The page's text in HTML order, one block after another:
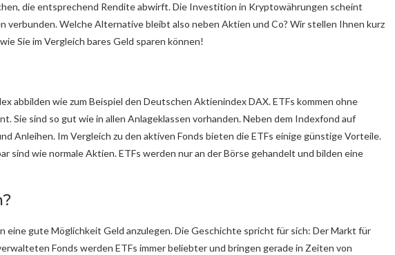
die entsprechend Rendite abwirft. Die Investition in Kryptowährungen scheint
verbunden. Welche Alternative bleibt also neben Aktien und Co? Wir stellen Ihnen kurz
Sie im Vergleich bares Geld sparen können!
abbilden wie zum Beispiel den Deutschen Aktienindex DAX. ETFs kommen ohne
Sie sind so gut wie in allen Anlageklassen vorhanden. Neben dem Indexfond auf
Anleihen. Im Vergleich zu den aktiven Fonds bieten die ETFs einige günstige Vorteile.
sind wie normale Aktien. ETFs werden nur an der Börse gehandelt und bilden eine
eine gute Möglichkeit Geld anzulegen. Die Geschichte spricht für sich: Der Markt für
Fonds werden ETFs immer beliebter und bringen gerade in Zeiten von